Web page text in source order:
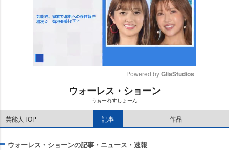
Powered by GliaStudios
ウォーレス・ショーン
うぉーれすしょーん
芸能人TOP 記事 作品
ウォーレス・ショーンの記事・ニュース・速報